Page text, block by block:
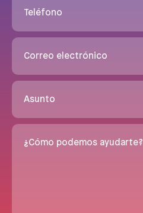
Teléfono
Correo electrónico
Asunto
¿Cómo podemos ayudarte?